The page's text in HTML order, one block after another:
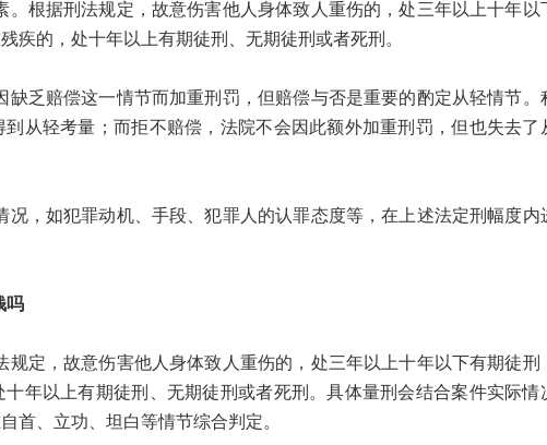
据刑法规定，故意伤害他人身体致人重伤的，处三年以上十年以
疾的，处十年以上有期徒刑、无期徒刑或者死刑。
赔偿这一情节而加重刑罚，但赔偿与否是重要的酌定从轻情节。
从轻考量；而拒不赔偿，法院不会因此额外加重刑罚，但也失去了
如犯罪动机、手段、犯罪人的认罪态度等，在上述法定刑幅度内
吗
，故意伤害他人身体致人重伤的，处三年以上十年以下有期徒刑
年以上有期徒刑、无期徒刑或者死刑。具体量刑会结合案件实际情
首、立功、坦白等情节综合判定。